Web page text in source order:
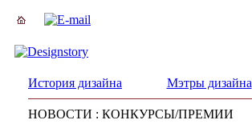
История дизайна Мэтры дизайна
НОВОСТИ : КОНКУРСЫ/ПРЕМИИ